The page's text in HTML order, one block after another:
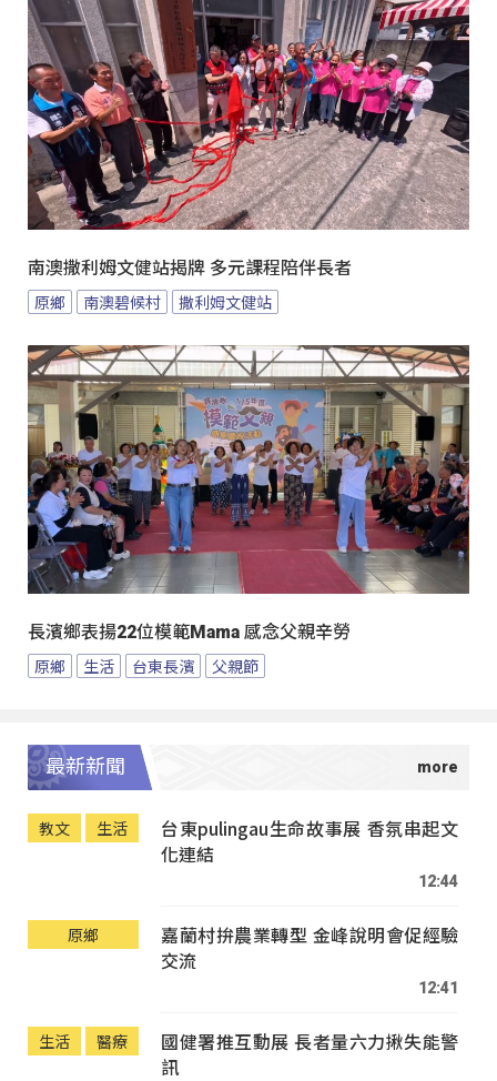
南澳撒利姆文健站揭牌 多元課程陪伴長者
原鄉 南澳碧候村 撒利姆文健站
長濱鄉表揚22位模範Mama 感念父親辛勞
原鄉 生活 台東長濱 父親節
最新新聞
教文 生活
台東pulingau生命故事展 香氛串起文
化連結
12:44
原鄉
嘉蘭村拚農業轉型 金峰說明會促經驗
交流
12:41
生活 醫療
國健署推互動展 長者量六力揪失能警
訊